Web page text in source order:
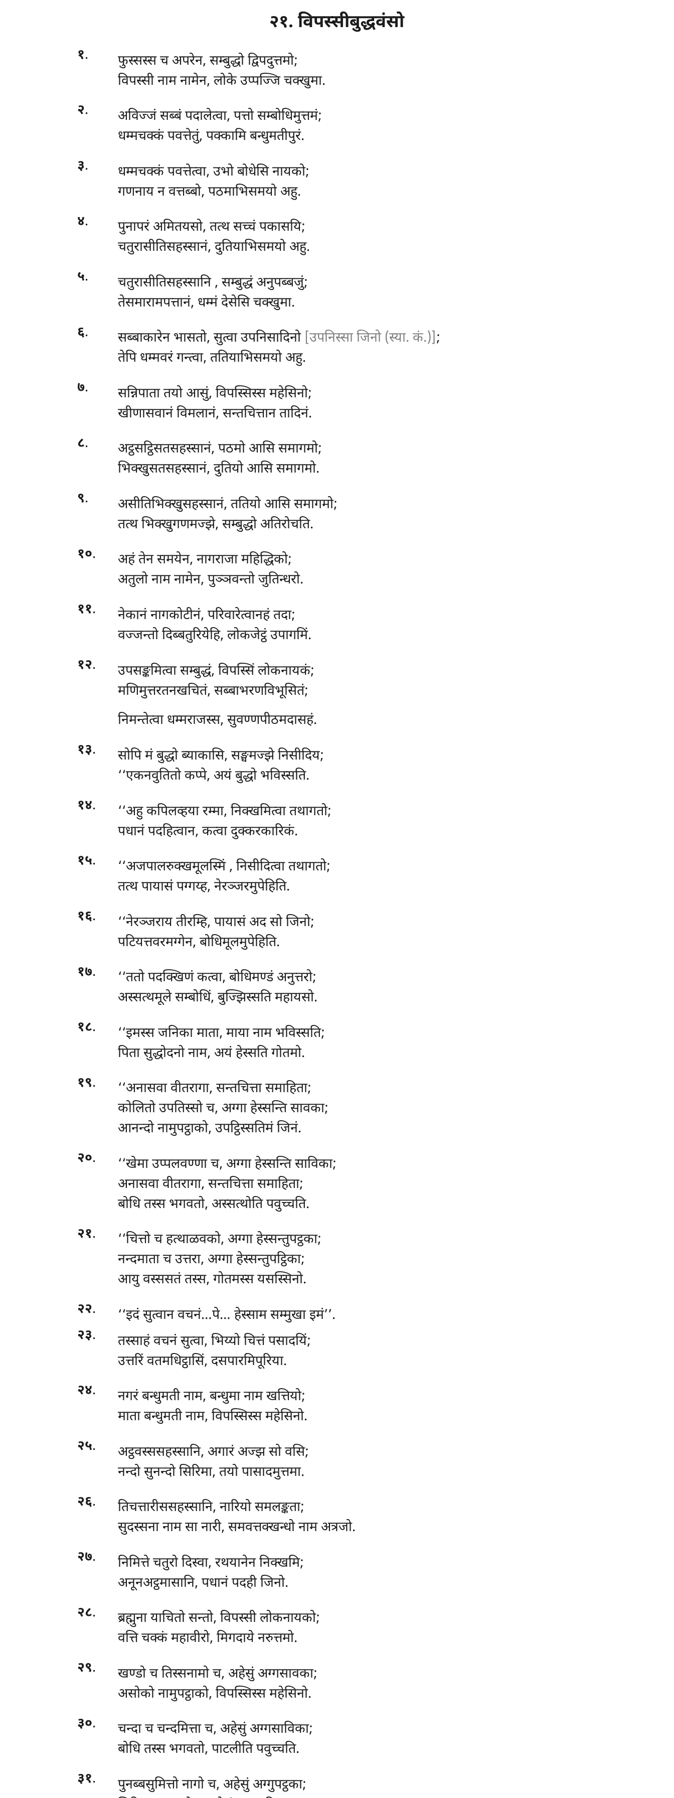
२१. विपस्सीबुद्धवंसो
१. फुस्सस्सच अपरेन, सम्बुद्धो द्विपदुत्तमो;
विपस्सी नाम नामेन, लोके उप्पज्जि चक्खुमा.
२.
अविज्जं सब्बं पदालेत्वा, पत्तो सम्बोधिमुत्तमं;
धम्मचक्कं पवत्तेतुं, पक्कामि बन्धुमतीपुरं.
३.
धम्मचक्कं पवत्तेत्वा, उभो बोधेसि नायको;
गणनाय न वत्तब्बो, पठमाभिसमयो अहु.
४.
पुनापरं अमितयसो, तत्थ सच्चं पकासयि;
चतुरासीतिसहस्सानं, दुतियाभिसमयो अहु.
५. चतुरासीतिसहस्सानि , सम्बुद्धं अनुपब्बजुं;
तेसमारामपत्तानं, धम्मं देसेसि चक्खुमा.
६. सब्बाकारेन भासतो, सुत्वा उपनिसादिनो [उपनिस्सा जिनो (स्या. कं.)];
तेपि धम्मवरं गन्त्वा, ततियाभिसमयो अहु.
७.
सन्निपाता तयो आसुं, विपस्सिस्स महेसिनो;
खीणासवानं विमलानं, सन्तचित्तान तादिनं.
८.
अट्ठसट्ठिसतसहस्सानं, पठमो आसि समागमो;
भिक्खुसतसहस्सानं, दुतियो आसि समागमो.
९.
असीतिभिक्खुसहस्सानं, ततियो आसि समागमो;
तत्थ भिक्खुगणमज्झे, सम्बुद्धो अतिरोचति.
१०. अहंतेन समयेन, नागराजा महिद्धिको;
अतुलो नाम नामेन, पुञ्ञवन्तो जुतिन्धरो.
११.
नेकानं नागकोटीनं, परिवारेत्वानहं तदा;
वज्जन्तो दिब्बतुरियेहि, लोकजेट्ठं उपागमिं.
१२.
उपसङ्कमित्वा सम्बुद्धं, विपस्सिं लोकनायकं;
मणिमुत्तरतनखचितं, सब्बाभरणविभूसितं;
निमन्तेत्वा धम्मराजस्स, सुवण्णपीठमदासहं.
१३.
सोपि मं बुद्धो ब्याकासि, सङ्घमज्झे निसीदिय;
‘‘एकनवुतितो कप्पे, अयं बुद्धो भविस्सति.
१४. ‘‘अहुकपिलव्हया रम्मा, निक्खमित्वा तथागतो;
पधानं पदहित्वान, कत्वा दुक्करकारिकं.
१५. ‘‘अजपालरुक्खमूलस्मिं , निसीदित्वा तथागतो;
तत्थ पायासं पग्गय्ह, नेरञ्जरमुपेहिति.
१६.
‘‘नेरञ्जराय तीरम्हि, पायासं अद सो जिनो;
पटियत्तवरमग्गेन, बोधिमूलमुपेहिति.
१७.
‘‘ततो पदक्खिणं कत्वा, बोधिमण्डं अनुत्तरो;
अस्सत्थमूले सम्बोधिं, बुज्झिस्सति महायसो.
१८.
‘‘इमस्स जनिका माता, माया नाम भविस्सति;
पिता सुद्धोदनो नाम, अयं हेस्सति गोतमो.
१९. ‘‘अनासवावीतरागा, सन्तचित्ता समाहिता;
कोलितो उपतिस्सो च, अग्गा हेस्सन्ति सावका;
आनन्दो नामुपट्ठाको, उपट्ठिस्सतिमं जिनं.
२०.
‘‘खेमा उप्पलवण्णा च, अग्गा हेस्सन्ति साविका;
अनासवा वीतरागा, सन्तचित्ता समाहिता;
बोधि तस्स भगवतो, अस्सत्थोति पवुच्चति.
२१.
‘‘चित्तो च हत्थाळवको, अग्गा हेस्सन्तुपट्ठका;
नन्दमाता च उत्तरा, अग्गा हेस्सन्तुपट्ठिका;
आयु वस्ससतं तस्स, गोतमस्स यसस्सिनो.
२२. ‘‘इदंसुत्वान वचनं…पे… हेस्साम सम्मुखा इमं’’.
२३.
तस्साहं वचनं सुत्वा, भिय्यो चित्तं पसादयिं;
उत्तरिं वतमधिट्ठासिं, दसपारमिपूरिया.
२४.
नगरं बन्धुमती नाम, बन्धुमा नाम खत्तियो;
माता बन्धुमती नाम, विपस्सिस्स महेसिनो.
२५.
अट्ठवस्ससहस्सानि, अगारं अज्झ सो वसि;
नन्दो सुनन्दो सिरिमा, तयो पासादमुत्तमा.
२६.
तिचत्तारीससहस्सानि, नारियो समलङ्कता;
सुदस्सना नाम सा नारी, समवत्तक्खन्धो नाम अत्रजो.
२७.
निमित्ते चतुरो दिस्वा, रथयानेन निक्खमि;
अनूनअट्ठमासानि, पधानं पदही जिनो.
२८. ब्रह्मुनायाचितो सन्तो, विपस्सी लोकनायको;
वत्ति चक्कं महावीरो, मिगदाये नरुत्तमो.
२९.
खण्डो च तिस्सनामो च, अहेसुं अग्गसावका;
असोको नामुपट्ठाको, विपस्सिस्स महेसिनो.
३०.
चन्दा च चन्दमित्ता च, अहेसुं अग्गसाविका;
बोधि तस्स भगवतो, पाटलीति पवुच्चति.
३१.
पुनब्बसुमित्तो नागो च, अहेसुं अग्गुपट्ठका;